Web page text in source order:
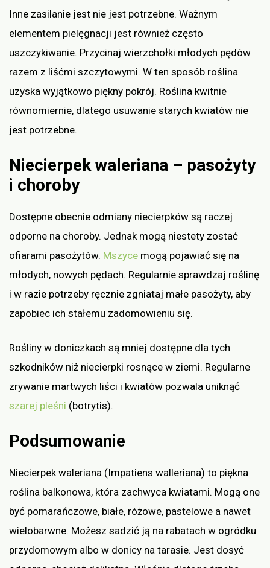
Inne zasilanie jest nie jest potrzebne. Ważnym
elementem pielęgnacji jest również często
uszczykiwanie. Przycinaj wierzchołki młodych pędów
razem z liśćmi szczytowymi. W ten sposób roślina
uzyska wyjątkowo piękny pokrój. Roślina kwitnie
równomiernie, dlatego usuwanie starych kwiatów nie
jest potrzebne.
Niecierpek waleriana – pasożyty
i choroby
Dostępne obecnie odmiany niecierpków są raczej
odporne na choroby. Jednak mogą niestety zostać
ofiarami pasożytów. Mszyce mogą pojawiać się na
młodych, nowych pędach. Regularnie sprawdzaj roślinę
i w razie potrzeby ręcznie zgniataj małe pasożyty, aby
zapobiec ich stałemu zadomowieniu się.
Rośliny w doniczkach są mniej dostępne dla tych
szkodników niż niecierpki rosnące w ziemi. Regularne
zrywanie martwych liści i kwiatów pozwala uniknąć
szarej pleśni (botrytis).
Podsumowanie
Niecierpek waleriana (Impatiens walleriana) to piękna
roślina balkonowa, która zachwyca kwiatami. Mogą one
być pomarańczowe, białe, różowe, pastelowe a nawet
wielobarwne. Możesz sadzić ją na rabatach w ogródku
przydomowym albo w donicy na tarasie. Jest dosyć